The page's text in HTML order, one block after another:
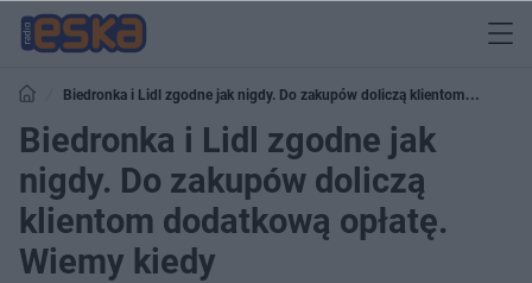
Biedronka i Lidl zgodne jak nigdy. Do zakupów doliczą klientom
dodatkową opłatę. Wiemy kiedy
Biedronka i Lidl zgodne jak
nigdy. Do zakupów doliczą
klientom dodatkową opłatę.
Wiemy kiedy